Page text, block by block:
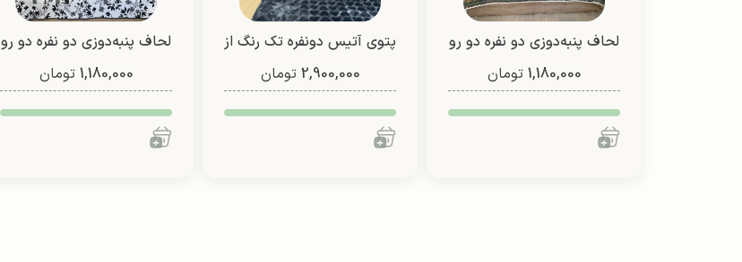
لحاف پنبه‌دوزی دو نفره دو رو
(طرح 1)
1,180,000 تومان
پتوی آتیس دونفره تک رنگ از
شادیلون (طرح2)
2,900,000 تومان
لحاف پنبه‌دوزی دو نفره دو رو
(طرح 6)
1,180,000 تومان